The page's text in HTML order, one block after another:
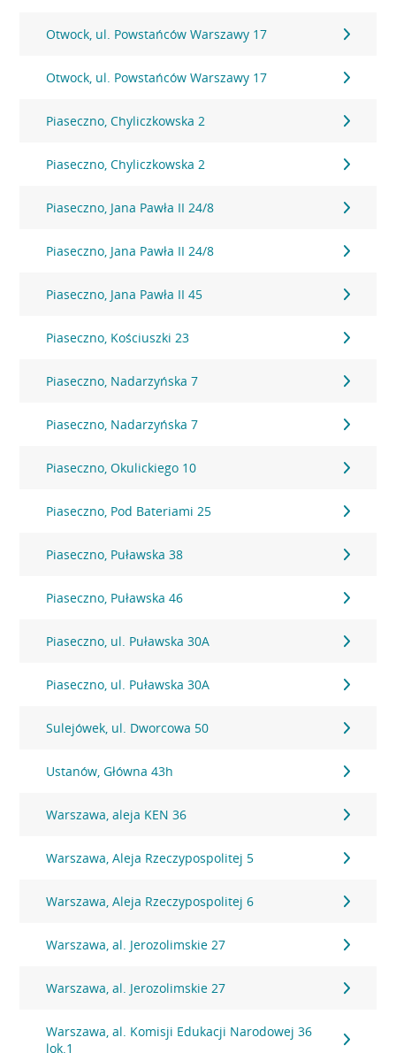
Otwock, ul. Powstańców Warszawy 17
Otwock, ul. Powstańców Warszawy 17
Piaseczno, Chyliczkowska 2
Piaseczno, Chyliczkowska 2
Piaseczno, Jana Pawła II 24/8
Piaseczno, Jana Pawła II 24/8
Piaseczno, Jana Pawła II 45
Piaseczno, Kościuszki 23
Piaseczno, Nadarzyńska 7
Piaseczno, Nadarzyńska 7
Piaseczno, Okulickiego 10
Piaseczno, Pod Bateriami 25
Piaseczno, Puławska 38
Piaseczno, Puławska 46
Piaseczno, ul. Puławska 30A
Piaseczno, ul. Puławska 30A
Sulejówek, ul. Dworcowa 50
Ustanów, Główna 43h
Warszawa, aleja KEN 36
Warszawa, Aleja Rzeczypospolitej 5
Warszawa, Aleja Rzeczypospolitej 6
Warszawa, al. Jerozolimskie 27
Warszawa, al. Jerozolimskie 27
Warszawa, al. Komisji Edukacji Narodowej 36
lok.1